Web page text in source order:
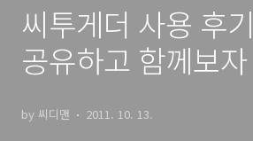
씨투게더 사용 후
공유하고 함께보자
by 씨디맨 2011. 10. 13.